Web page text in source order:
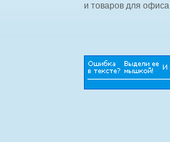
и товаров для офиса